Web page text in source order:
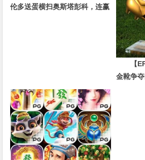
伦多送蛋横扫奥斯塔彭科，连赢
【
金靴争